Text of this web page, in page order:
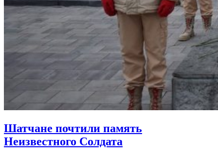
Шатчане почтили память
Неизвестного Солдата